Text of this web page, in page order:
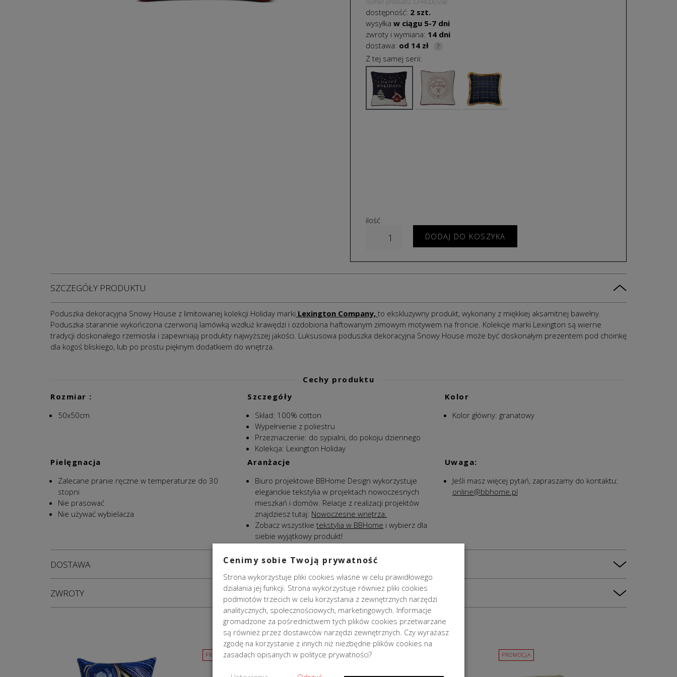
numer produktu: CHR000568
dostępność: 2 szt.
wysyłka w ciągu 5-7dni
zwroty i wymiana: 14 dni
dostawa: od 14 zł ?
Z tej samej serii:
ilość
DODAJ DO KOSZYKA
SZCZEGÓŁY PRODUKTU
Poduszka dekoracyjna Snowy House z limitowanej kolekcji Holiday marki Lexington Company, to ekskluzywny produkt, wykonany z miękkiej aksamitnej bawełny.
Poduszka starannie wykończona czerwoną lamówką wzdłuż krawędzi i ozdobiona haftowanym zimowym motywem na froncie. Kolekcje marki Lexington są wierne
tradycji doskonałego rzemiosła i zapewniają produkty najwyższej jakości. Luksusowa poduszka dekoracyjna Snowy House może być doskonałym prezentem pod choinkę
dla kogoś bliskiego, lub po prostu pięknym dodatkiem do wnętrza.
Cechy produktu
Rozmiar :
50x50cm
Szczegóły
Skład: 100% cotton
Wypełnienie z poliestru
Przeznaczenie: do sypialni, do pokoju dziennego
Kolekcja: Lexington Holiday
Kolor
Kolor główny: granatowy
Pielęgnacja
Zalecane pranie ręczne w temperaturze do 30
stopni
Nie prasować
Nie używać wybielacza
Aranżacje
Biuro projektowe BBHome Design wykorzystuje
eleganckie tekstylia w projektach nowoczesnych
mieszkań i domów. Relacje z realizacji projektów
znajdziesz tutaj: Nowoczesne wnętrza.
Zobacz wszystkietekstylia w BBHome i wybierz dla
siebie wyjątkowy produkt!
Uwaga:
Jeśli masz więcej pytań, zapraszamy do kontaktu:
online@bbhome.pl
DOSTAWA
ZWROTY
PODOBNE PRODUKTY
PROMOCJA PROMOCJA PROMOCJA
Cenimy sobie Twoją prywatność
Strona wykorzystuje pliki cookies własne w celu prawidłowego
działania jej funkcji. Strona wykorzystuje również pliki cookies
podmiotów trzecich w celu korzystania z zewnętrznych narzędzi
analitycznych, społecznościowych, marketingowych. Informacje
gromadzone za pośrednictwem tych plików cookies przetwarzane
są również przez dostawców narzędzi zewnętrznych. Czy wyrażasz
zgodę na korzystanie z innych niż niezbędne plików cookies na
zasadach opisanych w polityce prywatności?